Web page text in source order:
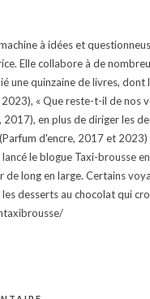
à idées et
Elle collabore à de
une quinzaine de livres, dont
« Que reste-t-il de nos
en plus de diriger les
d'encre, 2017 et 2023)
le blogue Taxi-brousse
de long en large. Certains
desserts au chocolat qui